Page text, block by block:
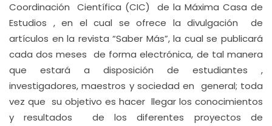
Coordinación Científica (CIC) de la Máxima Casa de
Estudios , en el cual se ofrece la divulgación de
artículos en la revista “Saber Más”, la cual se publicará
cada dos meses de forma electrónica, de tal manera
que estará a disposición de estudiantes ,
investigadores, maestros y sociedad en general; toda
vez que su objetivo es hacer llegar los conocimientos
y resultados de los diferentes proyectos de